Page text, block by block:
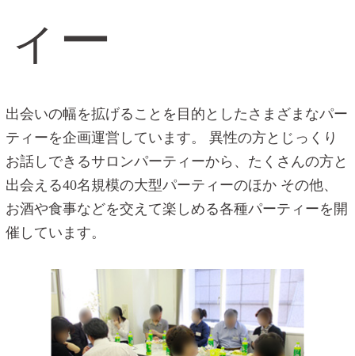
ィー
出会いの幅を拡げることを目的としたさまざまなパー
ティーを企画運営しています。
異性の方とじっくり
お話しできるサロンパーティーから、たくさんの方と
出会える40名規模の大型パーティーのほか その他、
お酒や食事などを交えて楽しめる各種パーティーを開
催しています。